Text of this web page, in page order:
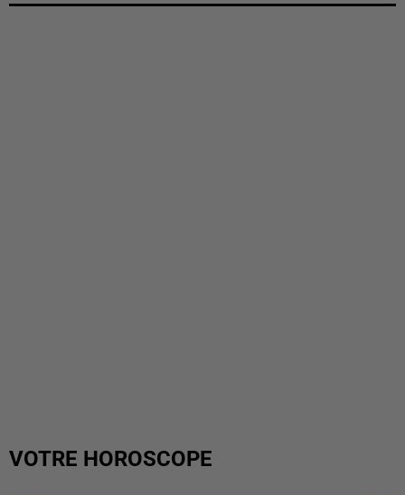
VOTRE HOROSCOPE